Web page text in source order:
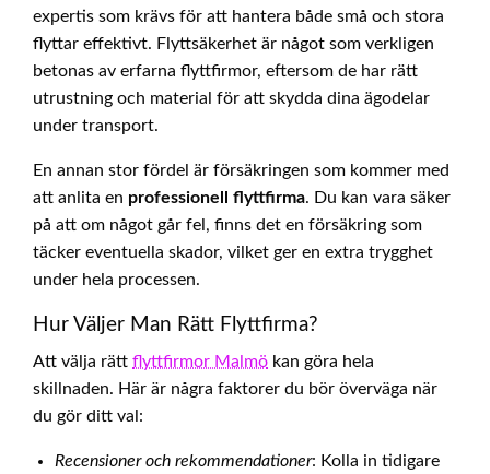
expertis som krävs för att hantera både små och stora
flyttar effektivt. Flyttsäkerhet är något som verkligen
betonas av erfarna flyttfirmor, eftersom de har rätt
utrustning och material för att skydda dina ägodelar
under transport.
En annan stor fördel är försäkringen som kommer med
att anlita en professionell flyttfirma. Du kan vara säker
på att om något går fel, finns det en försäkring som
täcker eventuella skador, vilket ger en extra trygghet
under hela processen.
Hur Väljer Man Rätt Flyttfirma?
Att välja rätt flyttfirmor Malmö kan göra hela
skillnaden. Här är några faktorer du bör överväga när
du gör ditt val:
Recensioner och rekommendationer: Kolla in tidigare